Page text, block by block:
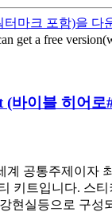
마크 포함)을 다
get a free
바이블 히어로
계 공통주제이자
키트입니다. 스
현실등으로 구성